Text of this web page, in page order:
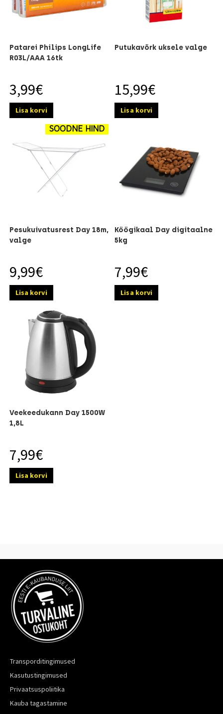
Patarei Philips LongLife
R03L/AAA 16tk
3,99€
Lisa korvi
Putukavõrk uksele valge
15,99€
Lisa korvi
SOODNE HIND
Pesukuivatusrest Day 18m,
valge
9,99€
Lisa korvi
Köögikaal Day digitaalne
5kg
7,99€
Lisa korvi
Veekeedukann Day 1500W
1,8L
7,99€
Lisa korvi
Transporditingimused
Kasutustingimused
Privaatsuspoliitika
Kauba tagastamine